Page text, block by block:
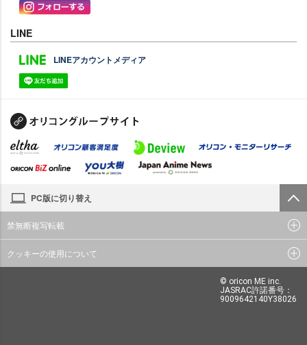
LINE
LINEアカウントメディア
PC版に切り替え
禁無断複写転載
クッキーの使用について
© oricon ME inc.
JASRAC許諾番号：
9009642140Y38026